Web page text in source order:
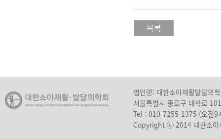
목록
법인명: 대한소아재활발달의
서울특별시 종로구 대학로
Tel : 010-7255-1375 (오전9
Copyright ⓒ 2014 대한소아